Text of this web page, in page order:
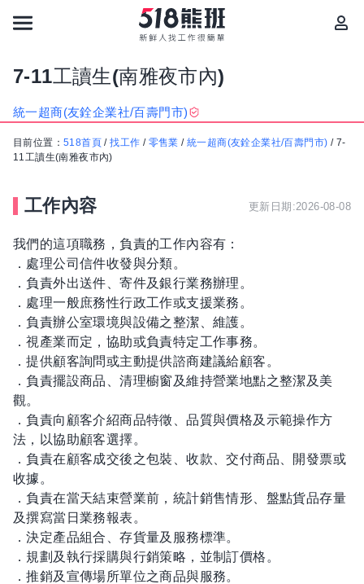
7-11工讀生(南雅夜市內)
統一超商(友銓企業社/百壽門市)
目前位置： 518首頁 /找工作 / 零售業 /統一超商(友銓企業社/百壽門市) / 7-
11工讀生(南雅夜市內)
工作內容 更新日期:2026-08-08
我們的這項職務，負責的工作內容有：
．處理公司信件收發與分類。
．負責外出送件、寄件及銀行業務辦理。
．處理一般庶務性行政工作或支援業務。
．負責辦公室環境與設備之整潔、維護。
．視產業而定，協助或負責特定工作事務。
．提供顧客詢問或主動提供諮商建議給顧客。
．負責擺設商品、清理櫥窗及維持營業地點之整潔及美
觀。
．負責向顧客介紹商品特徵、品質與價格及示範操作方
法，以協助顧客選擇。
．負責在顧客成交後之包裝、收款、交付商品、開發票或
收據。
．負責在當天結束營業前，統計銷售情形、盤點貨品存量
及撰寫當日業務報表。
．決定產品組合、存貨量及服務標準。
．規劃及執行採購與行銷策略，並制訂價格。
．推銷及宣傳場所單位之商品與服務。